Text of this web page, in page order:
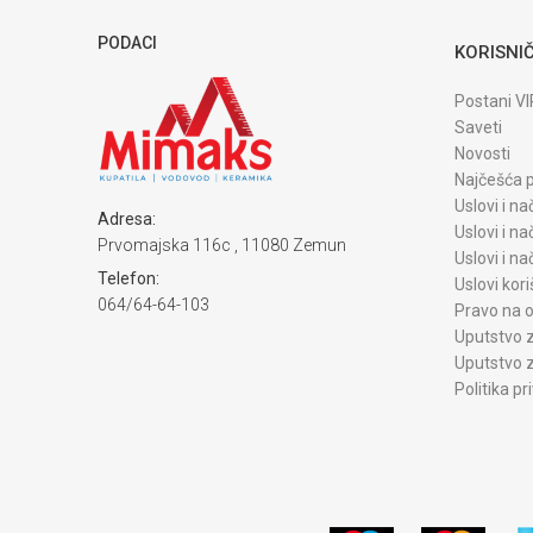
PODACI
Adresa:
Prvomajska 116c , 11080 Zemun
Telefon:
064/64-64-103
Postani
Saveti
Novosti
Najčešća
Uslovi i
Uslovi i
Uslovi i
Uslovi
Pravo na
Uputstvo
Uputstvo
Politika